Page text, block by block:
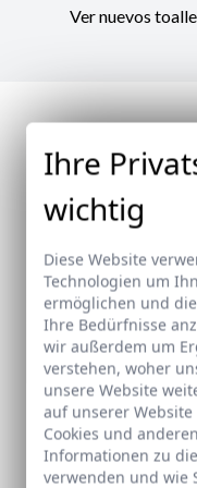
Ver nuevos
Neu
Ihre
wichtig
Diese Website
Technologien um
ermöglichen und
Ihre Bedürfnisse
wir außerdem um
verstehen, woher
unsere Website
auf unserer
Cookies und
Informationen zu
verwenden und wie